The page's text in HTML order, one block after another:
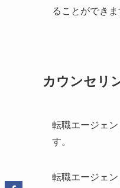
ることができま
カウンセリ
転職エージェ
す。
転職エージェ